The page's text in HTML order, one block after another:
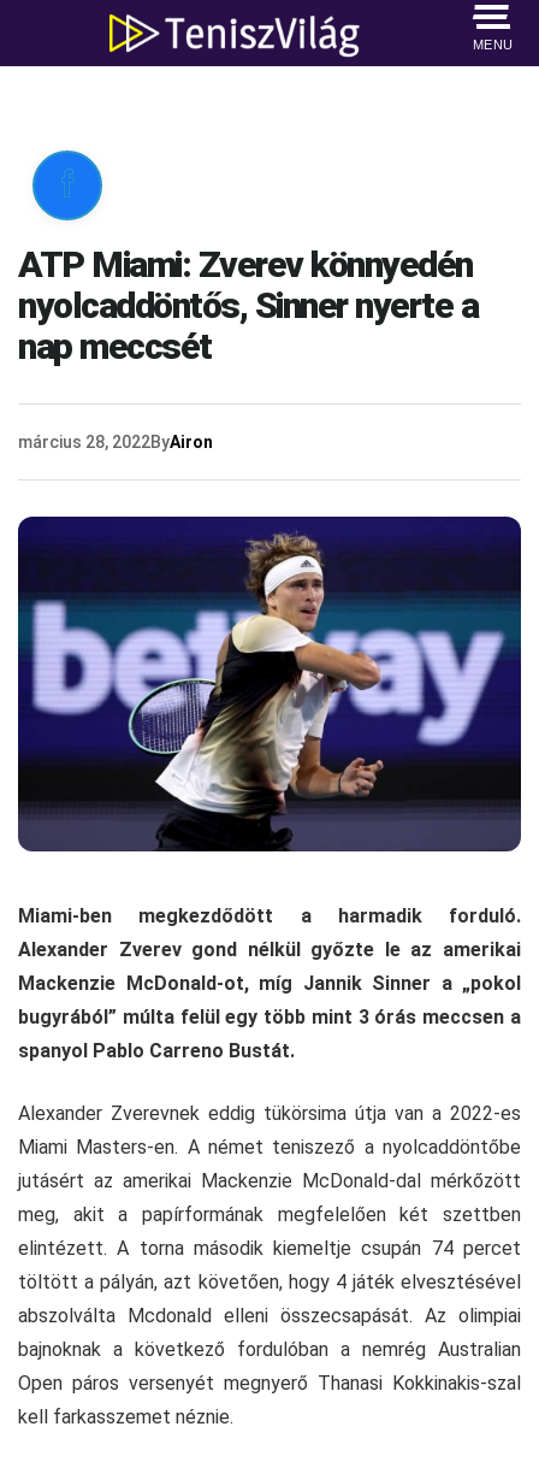
MENU

ATP Miami: Zverev könnyedén
nyolcaddöntős, Sinner nyerte a
nap meccsét
március 28, 2022ByAiron
Miami-ben megkezdődött a harmadik forduló.
Alexander Zverev gond nélkül győzte le az amerikai
Mackenzie McDonald-ot, míg Jannik Sinner a „pokol
bugyrából” múlta felül egy több mint 3 órás meccsen a
spanyol Pablo Carreno Bustát.
Alexander Zverevnek eddig tükörsima útja van a 2022-es
Miami Masters-en. A német teniszező a nyolcaddöntőbe
jutásért az amerikai Mackenzie McDonald-dal mérkőzött
meg, akit a papírformának megfelelően két szettben
elintézett. A torna második kiemeltje csupán 74 percet
töltött a pályán, azt követően, hogy 4 játék elvesztésével
abszolválta Mcdonald elleni összecsapását. Az olimpiai
bajnoknak a következő fordulóban a nemrég Australian
Open páros versenyét megnyerő Thanasi Kokkinakis-szal
kell farkasszemet néznie.